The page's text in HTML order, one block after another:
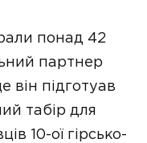
понад 42
партнер
він підготуав
табір для
10-ої гірсько-